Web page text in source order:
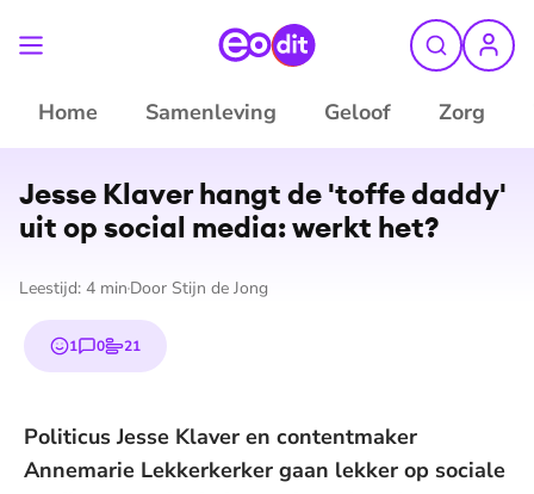
Home Samenleving Geloof Zorg
©
Jesse Klaver hangt de 'toffe daddy'
uit op social media: werkt het?
Leestijd: 4 min Door Stijn de Jong
1
emoji0
reacties
21
stemmen
Politicus Jesse Klaver en contentmaker
Annemarie Lekkerkerker gaan lekker op sociale